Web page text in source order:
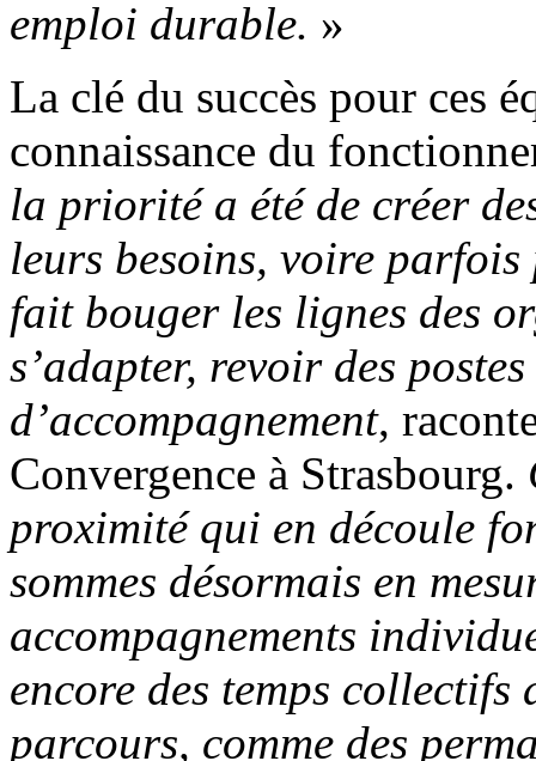
emploi durable. »
La clé du succès pour ces
connaissance du
la priorité a été de créer
leurs besoins, voire
fait bouger les lignes des
s’adapter, revoir des
d’accompagnement,
Convergence à Strasbourg.
proximité qui en découle
sommes désormais en
accompagnements
encore des temps collectifs
parcours, comme des